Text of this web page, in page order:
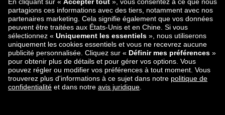
ABOUT YOU
Vous pouvez également nous
trouver sur
Partenaire d’expédition et
de livraison